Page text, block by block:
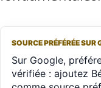
SOURCE PRÉFÉRÉE SUR
Sur Google,
vérifiée : ajoutez